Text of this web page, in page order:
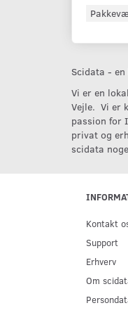
Scidata -
Vi er en
Vejle. Vi er
passion for
privat og
scidata
Kontakt
Support
Erhverv
Om